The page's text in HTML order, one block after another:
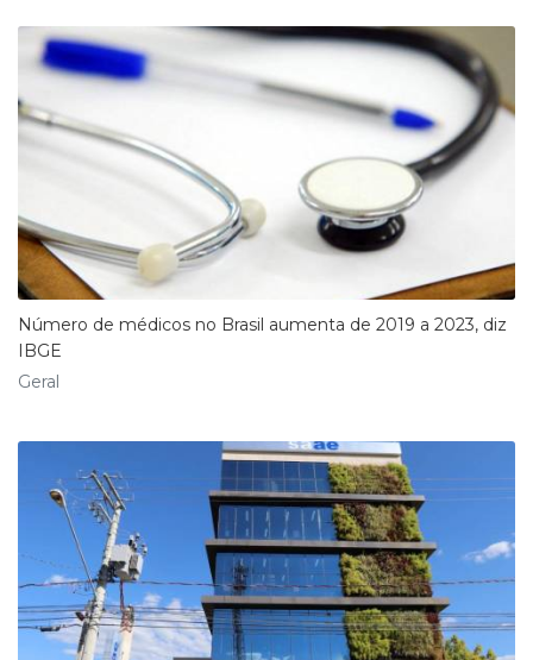
Número de médicos no Brasil aumenta de 2019 a 2023, diz
IBGE
Geral